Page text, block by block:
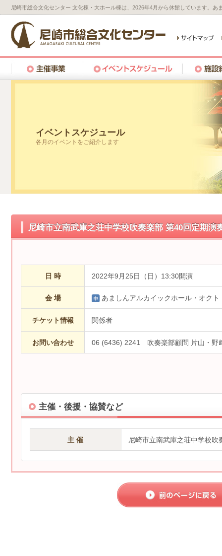
尼崎市総合文化センター 文化棟・大ホール棟は、2026年4月から休館しています。
イベントスケジュール
各月のイベントをご紹介します
尼崎市立南武庫之荘中学校吹奏楽部 第40回定期演
日 時 2022年9月25日（日）13:30開演
会 場 あましんアルカイックホール・オクト
チケット情報 関係者
お問い合わせ 06 (6436) 2241 吹奏楽部顧問 片山・野
主催・後援・協賛など
主 催 尼崎市立南武庫之荘中学校吹